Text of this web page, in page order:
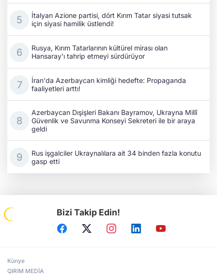
İtalyan Azione partisi, dört Kırım Tatar siyasi tutsak
için siyasi hamilik üstlendi!
Rusya, Kırım Tatarlarının kültürel mirası olan
Hansaray'ı tahrip etmeyi sürdürüyor
İran'da Azerbaycan kimliği hedefte: Propaganda
faaliyetleri arttı!
Azerbaycan Dışişleri Bakanı Bayramov, Ukrayna Millî
Güvenlik ve Savunma Konseyi Sekreteri ile bir araya
geldi
Rus işgalciler Ukraynalılara ait 34 binden fazla konutu
gasp etti
Bizi Takip Edin!
Künye
QIRIM MEDİA